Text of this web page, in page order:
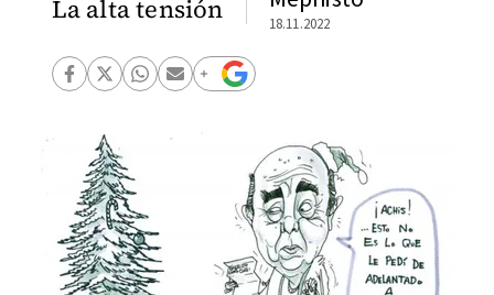
La alta tensión 18.11.2022